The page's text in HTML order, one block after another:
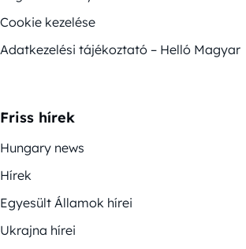
Cookie kezelése
Adatkezelési tájékoztató – Helló Magyar
Friss hírek
Hungary news
Hírek
Egyesült Államok hírei
Ukrajna hírei